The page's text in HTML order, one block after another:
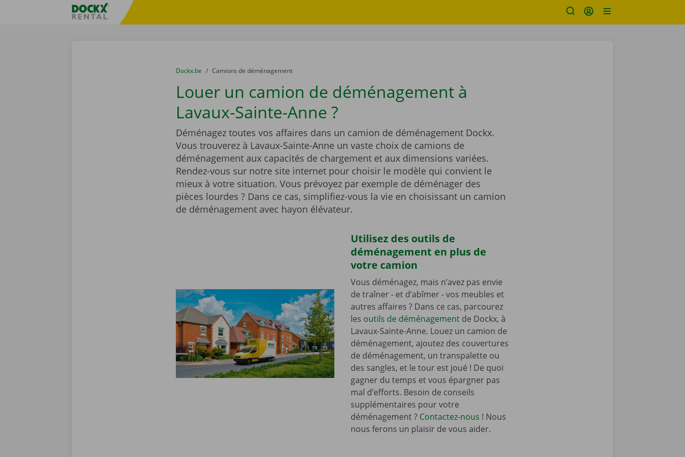
sitename
You are here:
du
Dockx.be to
Camions de déménagement
Louer un camion de déménagement à
Lavaux-Sainte-Anne ?
Déménagez toutes vos affaires dans un camion de déménagement Dockx.
Vous trouverez à Lavaux-Sainte-Anne un vaste choix de camions de
déménagement aux capacités de chargement et aux dimensions variées.
Rendez-vous sur notre site internet pour choisir le modèle qui convient le
mieux à votre situation. Vous prévoyez par exemple de déménager des
pièces lourdes ? Dans ce cas, simplifiez-vous la vie en choisissant un camion
de déménagement avec hayon élévateur.
Utilisez des outils de
déménagement en plus de
votre camion
Vous déménagez, mais n’avez pas envie
de traîner - et d’abîmer - vos meubles et
autres affaires ? Dans ce cas, parcourez
les outils de déménagementde Dockx, à
Lavaux-Sainte-Anne. Louez un camion de
déménagement, ajoutez des couvertures
de déménagement, un transpalette ou
des sangles, et le tour est joué ! De quoi
gagner du temps et vous épargner pas
mal d’efforts. Besoin de conseils
supplémentaires pour votre
déménagement ? Contactez-nous ! Nous
nous ferons un plaisir de vous aider.